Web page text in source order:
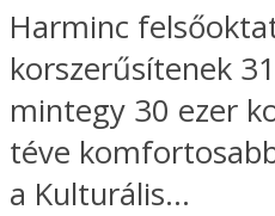
Harminc
korszerűsítenek
mintegy 30 ezer
téve
a Kulturális...